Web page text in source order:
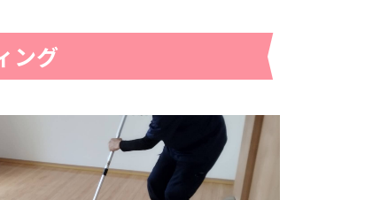
ング